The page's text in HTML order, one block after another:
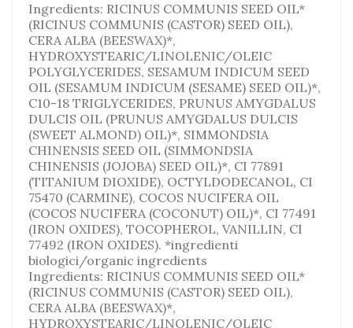
Ingredients: RICINUS COMMUNIS SEED OIL*
(RICINUS COMMUNIS (CASTOR) SEED OIL),
CERA ALBA (BEESWAX)*,
HYDROXYSTEARIC/LINOLENIC/OLEIC
POLYGLYCERIDES, SESAMUM INDICUM SEED
OIL (SESAMUM INDICUM (SESAME) SEED OIL)*,
C10-18 TRIGLYCERIDES, PRUNUS AMYGDALUS
DULCIS OIL (PRUNUS AMYGDALUS DULCIS
(SWEET ALMOND) OIL)*, SIMMONDSIA
CHINENSIS SEED OIL (SIMMONDSIA
CHINENSIS (JOJOBA) SEED OIL)*, CI 77891
(TITANIUM DIOXIDE), OCTYLDODECANOL, CI
75470 (CARMINE), COCOS NUCIFERA OIL
(COCOS NUCIFERA (COCONUT) OIL)*, CI 77491
(IRON OXIDES), TOCOPHEROL, VANILLIN, CI
77492 (IRON OXIDES). *ingredienti
biologici/organic ingredients
Ingredients: RICINUS COMMUNIS SEED OIL*
(RICINUS COMMUNIS (CASTOR) SEED OIL),
CERA ALBA (BEESWAX)*,
HYDROXYSTEARIC/LINOLENIC/OLEIC